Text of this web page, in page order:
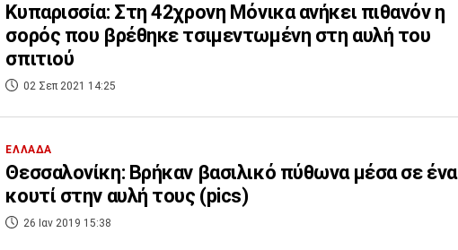
Κυπαρισσία: Στη 42χρονη Μόνικα ανήκει πιθανόν η
σορός που βρέθηκε τσιμεντωμένη στη αυλή του
σπιτιού
02 Σεπ 2021 14:25
ΕΛΛΑΔΑ
Θεσσαλονίκη: Βρήκαν βασιλικό πύθωνα μέσα σε ένα
κουτί στην αυλή τους (pics)
26 Ιαν 2019 15:38